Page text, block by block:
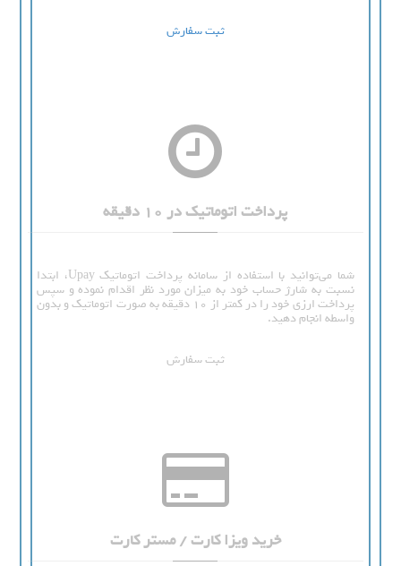
ثبت سفارش
پرداخت اتوماتیک در 10 دقیقه
شما می‌توانید با استفاده از سامانه پرداخت اتوماتیک Upay، ابتدا
نسبت به شارژ حساب خود به میزان مورد نظر اقدام نموده و سپس
پرداخت ارزی خود را در کمتر از 10 دقیقه به صورت اتوماتیک و بدون
واسطه انجام دهید.
ثبت سفارش
خرید ویزا کارت / مستر کارت